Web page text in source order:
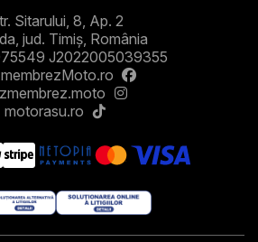
Sitarului, 8, Ap. 2
jud. Timiș, România
J2022005039355
motorasu.ro